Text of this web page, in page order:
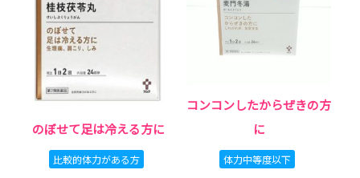
のぼせて足は冷える方に
比較的体力がある方
コンコンしたからぜきの方
に
体力中等度以下